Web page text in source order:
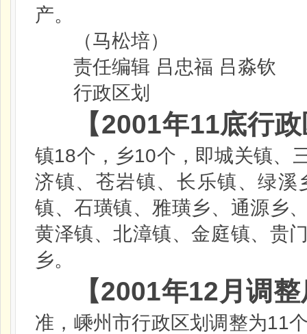
产。
（马松培）
责任编辑 吕忠福 吕淼钦
行政区划
【2001年11底行
镇18个，乡10个，即城关镇、
济镇、苍岩镇、长乐镇、绿
镇、石璜镇、雅璜乡、通源乡
黄泽镇、北漳镇、金庭镇、贵
乡。
【2001年12月调
准，嵊州市行政区划调整为11